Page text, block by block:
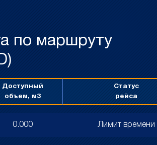
по маршруту
Доступный
объем, м3
Статус
рейса
0.000 Лимит времени